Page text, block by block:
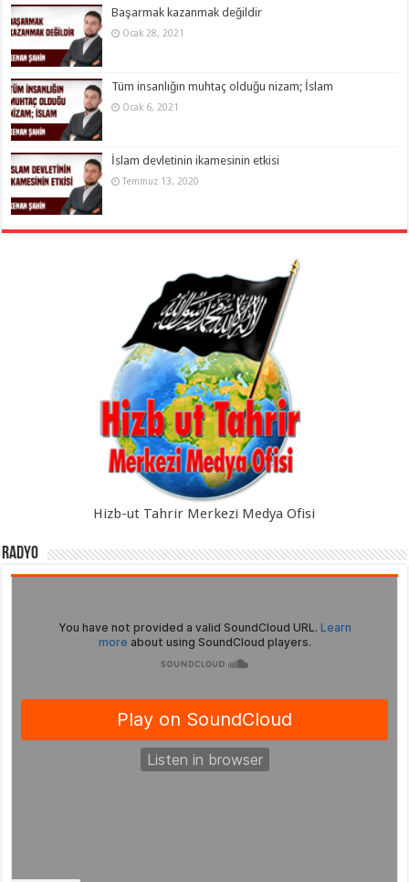
Başarmak kazanmak değildir
Ocak 28, 2021
Tüm insanlığın muhtaç olduğu nizam; İslam
Ocak 6, 2021
İslam devletinin ikamesinin etkisi
Temmuz 13, 2020
Hizb-ut Tahrir Merkezi Medya Ofisi
Radyo